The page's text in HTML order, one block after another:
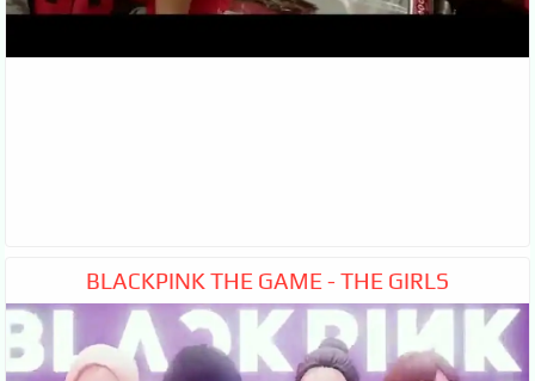
BLACKPINK THE GAME - THE GIRLS